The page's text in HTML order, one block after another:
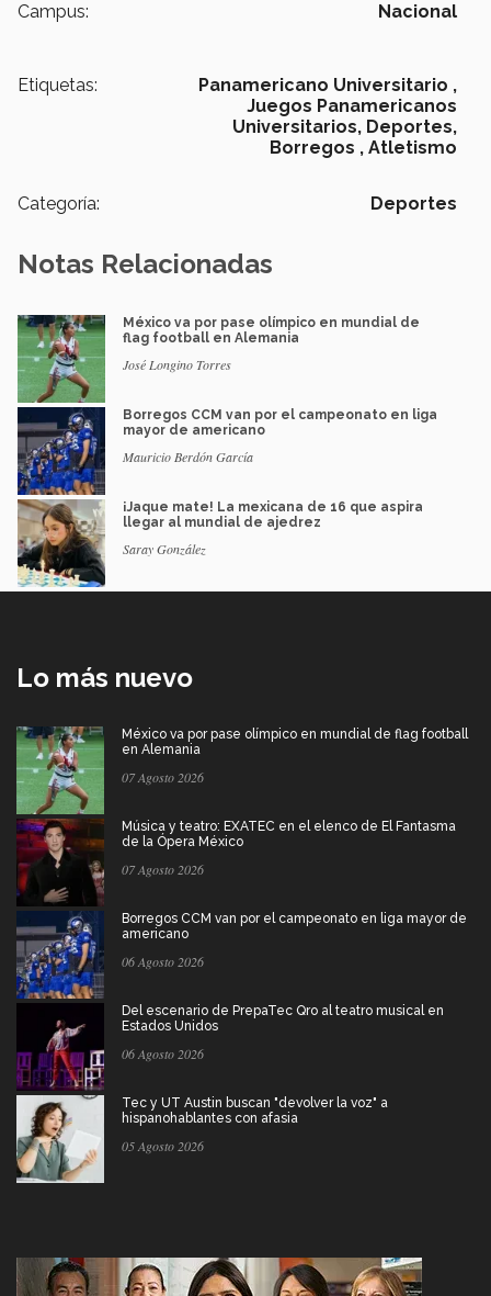
Campus: Nacional
Etiquetas:
Panamericano Universitario ,
Juegos Panamericanos
Universitarios, Deportes,
Borregos , Atletismo
Categoría: Deportes
Notas Relacionadas
México va por pase olímpico en mundial de
flag football en Alemania
José Longino Torres
Borregos CCM van por el campeonato en liga
mayor de americano
Mauricio Berdón García
¡Jaque mate! La mexicana de 16 que aspira
llegar al mundial de ajedrez
Saray González
Lo más nuevo
México va por pase olímpico en mundial de flag football
en Alemania
07 Agosto 2026
Música y teatro: EXATEC en el elenco de El Fantasma
de la Ópera México
07 Agosto 2026
Borregos CCM van por el campeonato en liga mayor de
americano
06 Agosto 2026
Del escenario de PrepaTec Qro al teatro musical en
Estados Unidos
06 Agosto 2026
Tec y UT Austin buscan "devolver la voz" a
hispanohablantes con afasia
05 Agosto 2026